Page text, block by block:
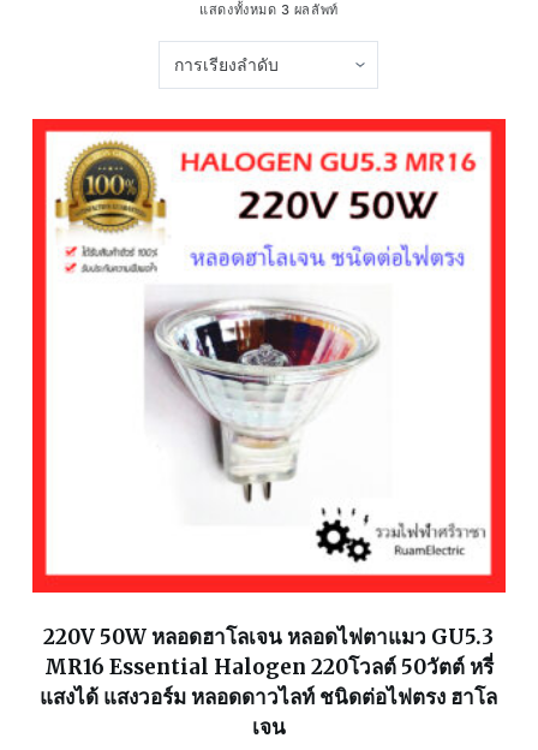
แสดงทั้งหมด 3 ผลลัพท์
220V 50W หลอดฮาโลเจน หลอดไฟตาแมว GU5.3
MR16 Essential Halogen 220โวลต์ 50วัตต์ หรี่
แสงได้ แสงวอร์ม หลอดดาวไลท์ ชนิดต่อไฟตรง ฮาโล
เจน